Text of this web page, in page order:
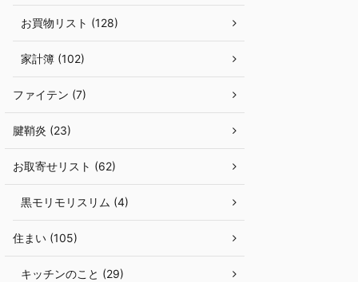
お買物リスト (128)
家計簿 (102)
ファイテン (7)
腱鞘炎 (23)
お取寄せリスト (62)
黒モリモリスリム (4)
住まい (105)
キッチンのこと (29)